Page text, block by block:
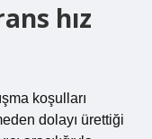
hız
koşulları
dolayı ürettiği